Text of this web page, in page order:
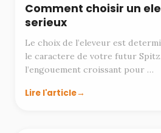
Comment choisir un
serieux
Le choix de l’eleveur est
le caractere de votre futur Spitz.
l’engouement croissant pour …
Lire l'article